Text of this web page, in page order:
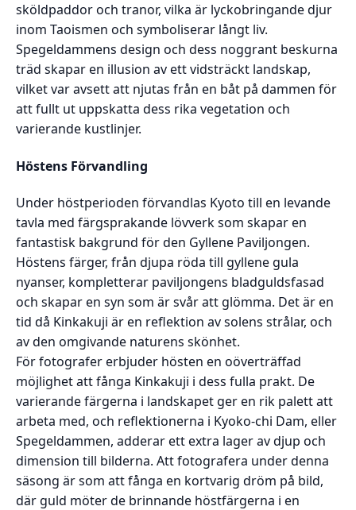
sköldpaddor och tranor, vilka är lyckobringande djur
inom Taoismen och symboliserar långt liv.
Spegeldammens design och dess noggrant beskurna
träd skapar en illusion av ett vidsträckt landskap,
vilket var avsett att njutas från en båt på dammen för
att fullt ut uppskatta dess rika vegetation och
varierande kustlinjer.
Höstens Förvandling
Under höstperioden förvandlas Kyoto till en levande
tavla med färgsprakande lövverk som skapar en
fantastisk bakgrund för den Gyllene Paviljongen.
Höstens färger, från djupa röda till gyllene gula
nyanser, kompletterar paviljongens bladguldsfasad
och skapar en syn som är svår att glömma. Det är en
tid då Kinkakuji är en reflektion av solens strålar, och
av den omgivande naturens skönhet.
För fotografer erbjuder hösten en oöverträffad
möjlighet att fånga Kinkakuji i dess fulla prakt. De
varierande färgerna i landskapet ger en rik palett att
arbeta med, och reflektionerna i Kyoko-chi Dam, eller
Spegeldammen, adderar ett extra lager av djup och
dimension till bilderna. Att fotografera under denna
säsong är som att fånga en kortvarig dröm på bild,
där guld möter de brinnande höstfärgerna i en